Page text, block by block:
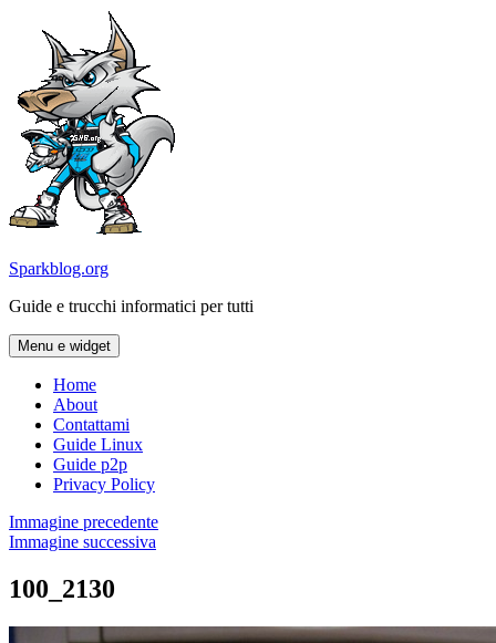
contenuto
Sparkblog.org
Guide e trucchi informatici per tutti
Menu e widget
Home
About
Contattami
Guide Linux
Guide p2p
Privacy Policy
Immagine precedente
Immagine successiva
100_2130